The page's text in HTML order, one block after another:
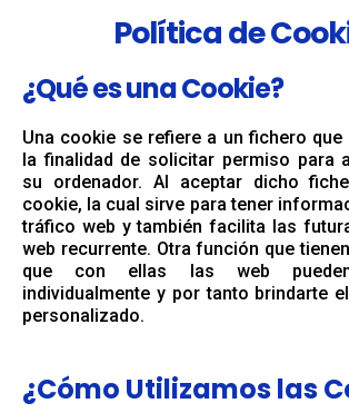
Política de
¿Qué es una Cookie?
Una cookie se refiere a un fichero que
la finalidad de solicitar permiso para
su ordenador. Al aceptar dicho
cookie, la cual sirve para tener
tráfico web y también facilita las
web recurrente. Otra función que
que con ellas las web pueden
individualmente y por tanto brindarte
personalizado.
¿Cómo Utilizamos las